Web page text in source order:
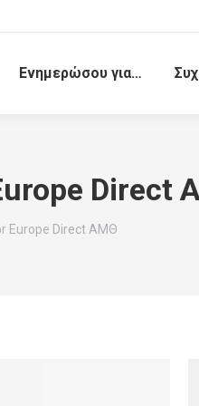
Ενημερώσου για…
Direct
Europe Direct ΑΜΘ